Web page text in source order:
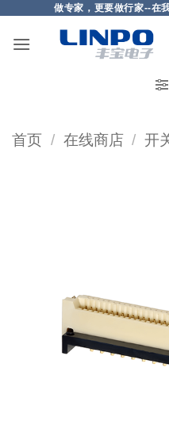
做专家，更要做行家--在
首页 / 在线商店 / 开